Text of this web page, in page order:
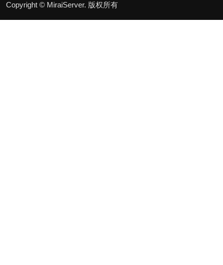
Copyright © MiraiServer. 版权所有